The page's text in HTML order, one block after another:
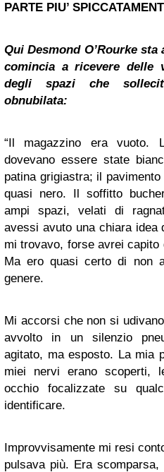
PARTE PIU’
Qui Desmond O’Rourke
comincia a ricevere delle
degli spazi che
obnubilata:
“Il magazzino era vuoto.
dovevano essere state
patina grigiastra; il
quasi nero. Il soffitto
ampi spazi, velati di
avessi avuto una chiara idea
mi trovavo, forse avrei
Ma ero quasi certo di non
genere.
Mi accorsi che non si
avvolto in un silenzio
agitato, ma esposto. La mia
miei nervi erano scoperti,
occhio focalizzate su
identificare.
Improvvisamente mi resi
pulsava più. Era